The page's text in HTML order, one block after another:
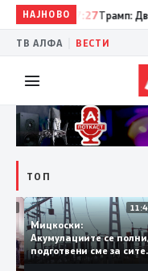
НАЈНОВО
07:27 Трамп: Две
ТВ АЛФА ВЕСТИ
ТОП
12:03
за
Мицкоски:
Акумулациите се
подготвени сме за
ризици, не